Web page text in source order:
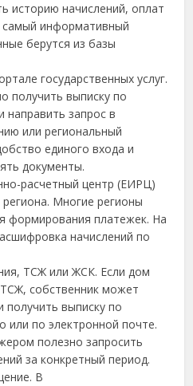
историю начислений, оплат
самый информативный
берутся из базы
государственных услуг.
получить выписку по
запрос в
или региональный
единого входа и
документы.
расчетный центр (ЕИРЦ)
Многие регионы
формирования платежек. На
начислений по
ТСЖ или ЖСК. Если дом
собственник может
получить выписку по
или по электронной почте.
полезно запросить
за конкретный период.
В